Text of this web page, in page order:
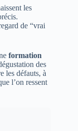
les
de “vrai
formation
des
les défauts, à
l’on ressent